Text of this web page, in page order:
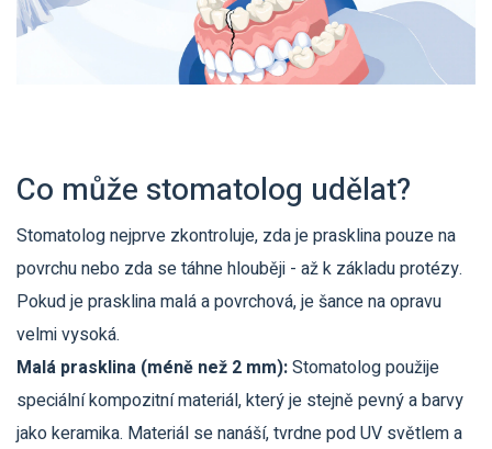
Co může stomatolog udělat?
Stomatolog nejprve zkontroluje, zda je prasklina pouze na
povrchu nebo zda se táhne hlouběji - až k základu protézy.
Pokud je prasklina malá a povrchová, je šance na opravu
velmi vysoká.
Malá prasklina (méně než 2 mm):Stomatolog použije
speciální kompozitní materiál, který je stejně pevný a barvy
jako keramika. Materiál se nanáší, tvrdne pod UV světlem a